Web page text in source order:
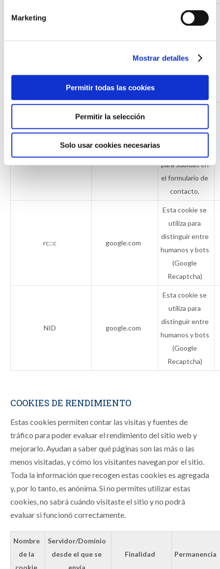
Marketing
Mostrar detalles
Permitir todas las cookies
Permitir la selección
Solo usar cookies necesarias
Almacena el
idioma que
visitante para la
para subidas en
el formulario de
contacto.
rc::c google.com
Esta cookie se
utiliza para
distinguir entre
humanos y bots
(Google
Recaptcha)
NID google.com
Esta cookie se
utiliza para
distinguir entre
humanos y bots
(Google
Recaptcha)
COOKIES DE RENDIMIENTO
Estas cookies permiten contar las visitas y fuentes de
tráfico para poder evaluar el rendimiento del sitio web y
mejorarlo. Ayudan a saber qué páginas son las más o las
menos visitadas, y cómo los visitantes navegan por el sitio.
Toda la información que recogen estas cookies es agregada
y, por lo tanto, es anónima. Si no permites utilizar estas
cookies, no sabrá cuándo visitaste el sitio y no podrá
evaluar si funcionó correctamente.
Nombre
de la
cookie
Servidor/Dominio
desde el que se
envía
Finalidad Permanencia